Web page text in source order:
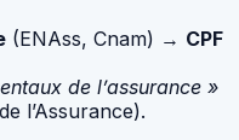
(ENAss, Cnam) → CPF
de l’assurance »
l’Assurance).